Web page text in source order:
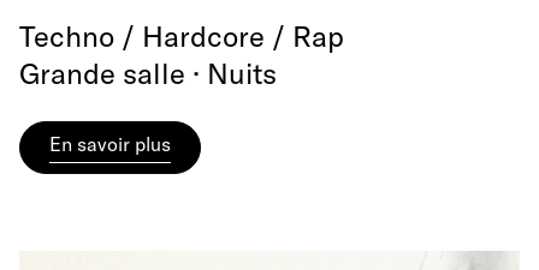
Techno / Hardcore / Rap
Grande salle · Nuits
En savoir plus